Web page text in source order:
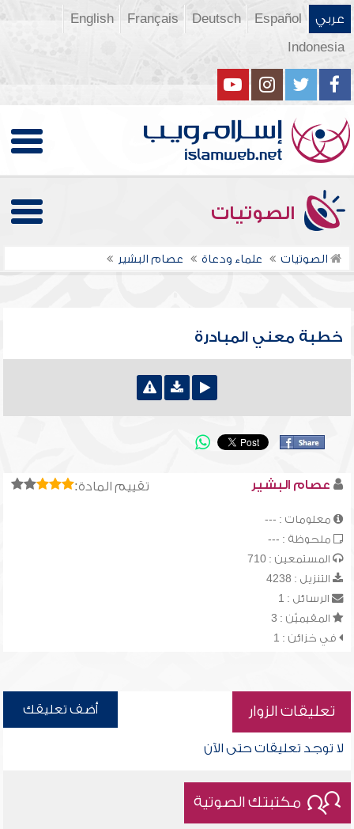
عربي Español
Deutsch
Français
English
Indonesia
الصوتيات
الصوتيات علماء ودعاة عصام البشير
خطبة معني المبادرة
تقييم المادة: عصام البشير
معلومات : ---
ملحوظة : ---
المستمعين : 710
التنزيل : 4238
الرسائل : 1
المقيميّن : 3
في خزائن : 1
تعليقات الزوار أضف تعليقك
لا توجد تعليقات حتى الآن
مكتبتك الصوتية